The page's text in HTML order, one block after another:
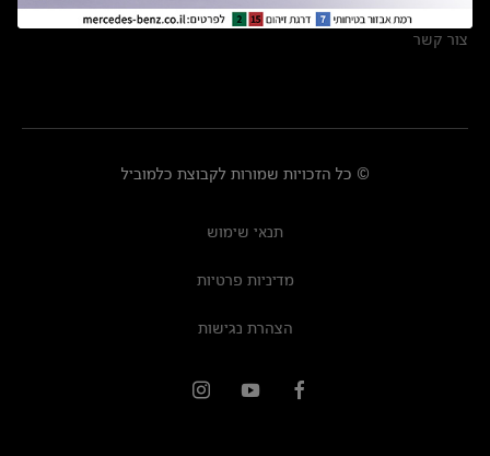
צור קשר
© כל הזכויות שמורות לקבוצת כלמוביל
תנאי שימוש
מדיניות פרטיות
הצהרת נגישות